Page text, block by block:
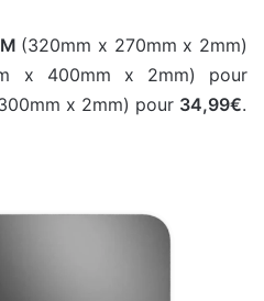
M (320mm x 270mm x 2mm)
x 400mm x 2mm) pour
x 2mm) pour 34,99€.